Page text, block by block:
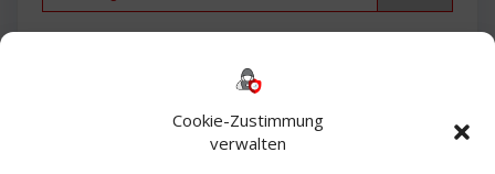
Cookie-Zustimmung
verwalten
Bautagebuch
Exchange firewall Fritzbox
Microsoft